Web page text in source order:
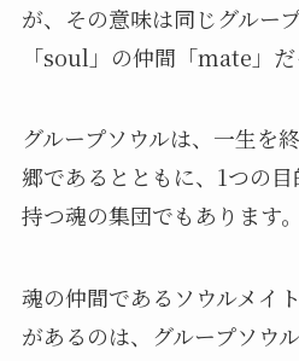
が、その意味は同じグルー
「soul」の仲間「mate」だ
グループソウルは、一生を
郷であるとともに、1つの
持つ魂の集団でもあります。
魂の仲間であるソウルメイ
があるのは、グループソウ